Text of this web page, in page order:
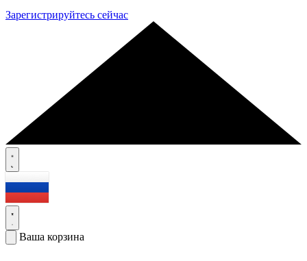
Зарегистрируйтесь сейчас
Ваша корзина